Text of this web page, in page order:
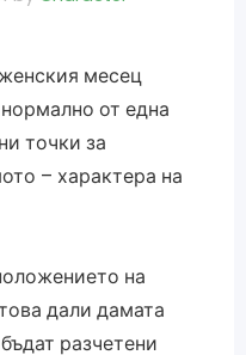
месец
от една
точки за
– характера на
на
дали дамата
разчетени